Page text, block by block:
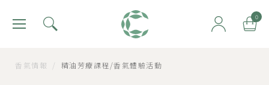
肯園 Canjune 0
香氣情報 / 精油芳療課程/香氣體驗活動